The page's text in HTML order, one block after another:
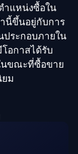
ำแหน่งซื้อใน
นี้ขึ้นอยู่กับการ
ประกอบภายใน
อกาสได้รับ
นขณะที่ซื้อขาย
ม